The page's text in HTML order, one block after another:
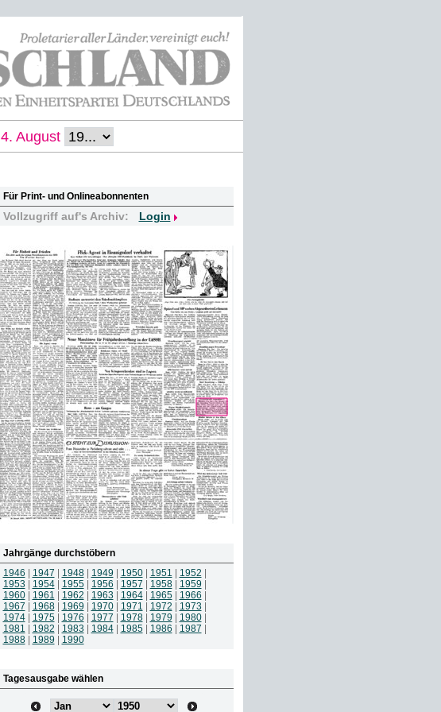
4. August
Für Print- und Onlineabonnenten
Vollzugriff auf's Archiv: Login
Jahrgänge durchstöbern
1946
1947 1948| 1949 1950| 1951 1952
1953
1954| 1955| 1956 1957 1958| 1959
1960| 1961 1962 1963 1964| 1965| 1966
1967
1968| 1969 1970| 1971 1972 1973
1974| 1975| 1976 1977 1978| 1979 1980|
1981
1982 1983 1984| 1985| 1986 1987
1988| 1989 1990
Tagesausgabe wählen